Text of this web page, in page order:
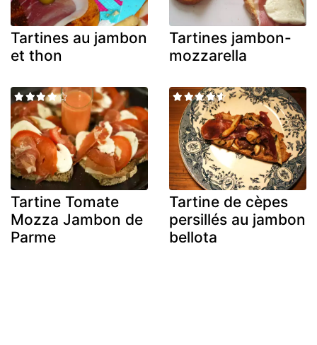
Tartines au jambon
et thon
Tartines jambon-
mozzarella
Tartine Tomate
Mozza Jambon de
Parme
Tartine de cèpes
persillés au jambon
bellota